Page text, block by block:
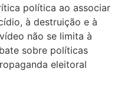
política ao associar
à destruição e à
não se limita à
sobre políticas
eleitoral